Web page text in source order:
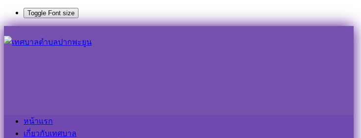
Toggle Font size
Skip
to
หน้าแรก
เกี่ยวกับเทศบาล
Search